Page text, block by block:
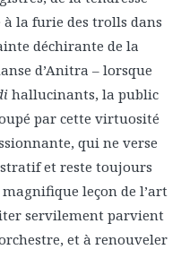
la furie des trolls dans
déchirante de la
d’Anitra – lorsque
hallucinants, la public
par cette virtuosité
qui ne verse
et reste toujours
leçon de l’art
servilement parvient
et à renouveler